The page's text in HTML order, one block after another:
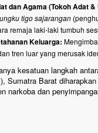
dan Agama (Tokoh Adat &
tigo sajarangan
remaja laki-laki tumbuh
Keluarga:
tren luar yang merusak
kesatuan langkah
Sumatra Barat
narkoba dan